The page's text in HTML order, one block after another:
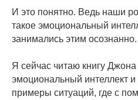
И это понятно. Ведь наши
такое эмоциональный
занимались этим осознанно.
Я сейчас читаю книгу
эмоциональный интеллект
примеры ситуаций, где с